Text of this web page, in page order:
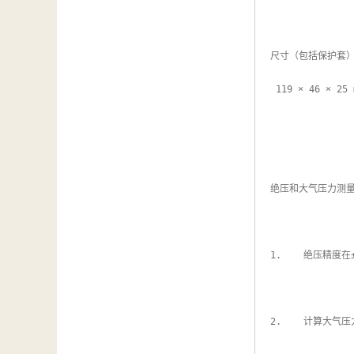
尺寸（包括保护套）
绝压和大气压力测
1.    绝压精度在
2.    计算大气压